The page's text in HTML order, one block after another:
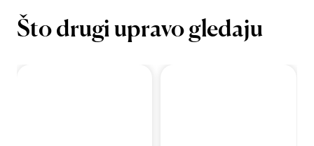
Što drugi upravo gledaju